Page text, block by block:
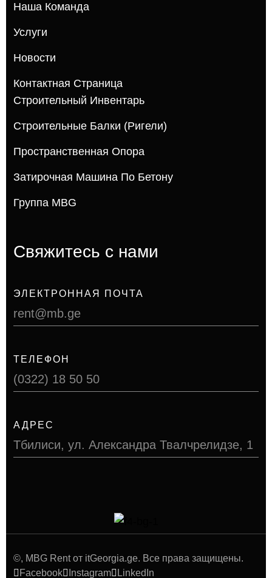
Наша Команда
Услуги
Новости
Контактная Страница
Строительный Инвентарь
Строительные Балки (ригели)
Пространственная Опора
Затирочная Машина По Бетону
Группа MBG
Свяжитесь с нами
ЭЛЕКТРОННАЯ ПОЧТА
rent@mb.ge
ТЕЛЕФОН
(0322) 18 50 50
АДРЕС
Тбилиси, ул. Александра Твалчрелидзе, 1
©, MBG Rent от itGeorgia.ge. Все права защищены.
Facebook
Instagram LinkedIn